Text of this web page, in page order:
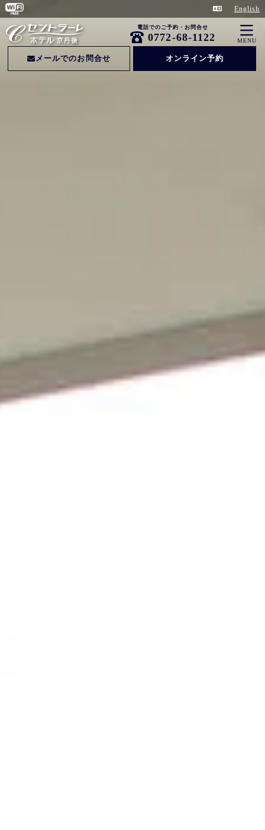
English
電話でのご予約・お問合せ
0772-68-1122
メールでのお問合せ オンライン予約
MENU